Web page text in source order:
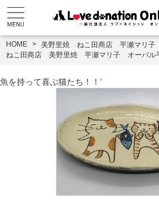
HOME 美野里焼 ねこ田商店 平瀬マリ子
ねこ田商店 美野里焼 平瀬マリ子 オーバ
魚を持って喜ぶ猫たち！！’